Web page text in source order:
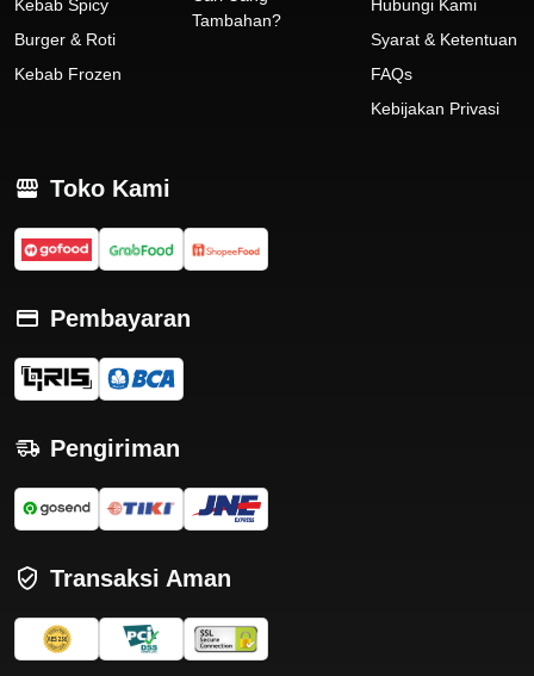
Kebab Spicy
Burger & Roti
Kebab Frozen
Tambahan?
Hubungi Kami
Syarat & Ketentuan
FAQs
Kebijakan Privasi
Toko Kami
Pembayaran
Pengiriman
Transaksi Aman